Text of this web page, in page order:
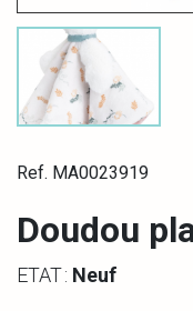
Ref. MA0023919
Doudou
ETAT : Neuf